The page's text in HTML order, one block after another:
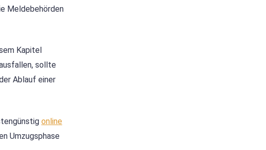
Meldebehörden
Kapitel
sollte
Ablauf einer
online
Umzugsphase